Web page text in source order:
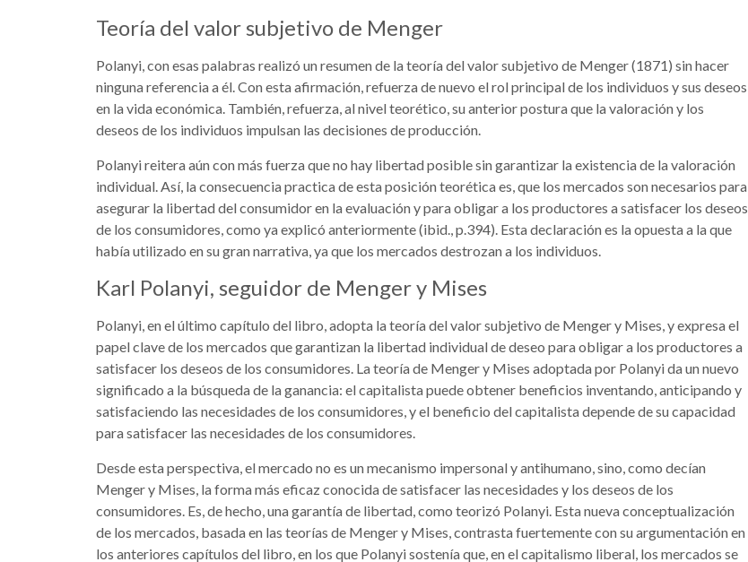
Teoría del valor subjetivo de Menger
Polanyi, con esas palabras realizó un resumen de la teoría del valor subjetivo de Menger (1871) sin hacer
ninguna referencia a él. Con esta afirmación, refuerza de nuevo el rol principal de los individuos y sus deseos
en la vida económica. También, refuerza, al nivel teorético, su anterior postura que la valoración y los
deseos de los individuos impulsan las decisiones de producción.
Polanyi reitera aún con más fuerza que no hay libertad posible sin garantizar la existencia de la valoración
individual. Así, la consecuencia practica de esta posición teorética es, que los mercados son necesarios para
asegurar la libertad del consumidor en la evaluación y para obligar a los productores a satisfacer los deseos
de los consumidores, como ya explicó anteriormente (ibid., p.394). Esta declaración es la opuesta a la que
había utilizado en su gran narrativa, ya que los mercados destrozan a los individuos.
Karl Polanyi, seguidor de Menger y Mises
Polanyi, en el último capítulo del libro, adopta la teoría del valor subjetivo de Menger y Mises, y expresa el
papel clave de los mercados que garantizan la libertad individual de deseo para obligar a los productores a
satisfacer los deseos de los consumidores. La teoría de Menger y Mises adoptada por Polanyi da un nuevo
significado a la búsqueda de la ganancia: el capitalista puede obtener beneficios inventando, anticipando y
satisfaciendo las necesidades de los consumidores, y el beneficio del capitalista depende de su capacidad
para satisfacer las necesidades de los consumidores.
Desde esta perspectiva, el mercado no es un mecanismo impersonal y antihumano, sino, como decían
Menger y Mises, la forma más eficaz conocida de satisfacer las necesidades y los deseos de los
consumidores. Es, de hecho, una garantía de libertad, como teorizó Polanyi. Esta nueva conceptualización
de los mercados, basada en las teorías de Menger y Mises, contrasta fuertemente con su argumentación en
los anteriores capítulos del libro, en los que Polanyi sostenía que, en el capitalismo liberal, los mercados se